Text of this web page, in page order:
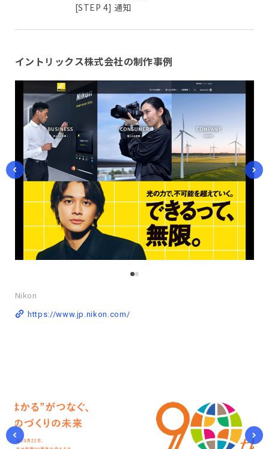
[STEP 4] 通知
イントリックス株式会社の制作事例
Nikon
https://www.jp.nikon.com/